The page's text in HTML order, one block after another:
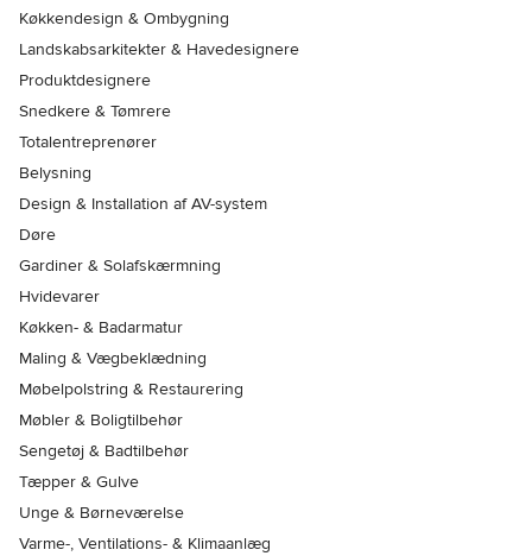
Køkkendesign & Ombygning
Landskabsarkitekter & Havedesignere
Produktdesignere
Snedkere & Tømrere
Totalentreprenører
Belysning
Design & Installation af AV-system
Døre
Gardiner & Solafskærmning
Hvidevarer
Køkken- & Badarmatur
Maling & Vægbeklædning
Møbelpolstring & Restaurering
Møbler & Boligtilbehør
Sengetøj & Badtilbehør
Tæpper & Gulve
Unge & Børneværelse
Varme-, Ventilations- & Klimaanlæg